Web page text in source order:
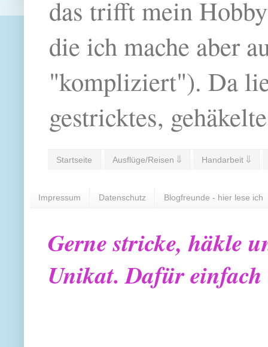
das trifft mein
die ich mache aber
"kompliziert"). Da
gestricktes,
Startseite Ausflüge/Reisen ⇓ Handarbeit ⇓
Impressum Datenschutz Blogfreunde - hier lese ich
Gerne stricke, häkle
Unikat. Dafür